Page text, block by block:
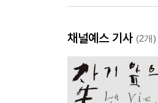
채널예스 기사 (2개)